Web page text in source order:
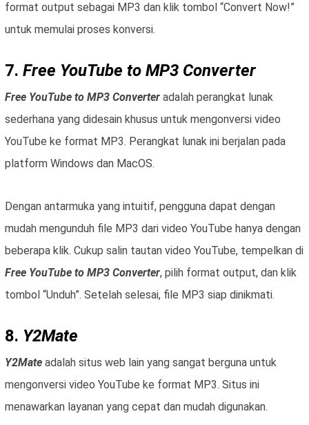
format output sebagai MP3 dan klik tombol “Convert Now!”
untuk memulai proses konversi.
7. Free YouTube to MP3 Converter
Free YouTube to MP3 Converter adalah perangkat lunak
sederhana yang didesain khusus untuk mengonversi video
YouTube ke format MP3. Perangkat lunak ini berjalan pada
platform Windows dan MacOS.
Dengan antarmuka yang intuitif, pengguna dapat dengan
mudah mengunduh file MP3 dari video YouTube hanya dengan
beberapa klik. Cukup salin tautan video YouTube, tempelkan di
Free YouTube to MP3 Converter, pilih format output, dan klik
tombol “Unduh”. Setelah selesai, file MP3 siap dinikmati.
8. Y2Mate
Y2Mate adalah situs web lain yang sangat berguna untuk
mengonversi video YouTube ke format MP3. Situs ini
menawarkan layanan yang cepat dan mudah digunakan.